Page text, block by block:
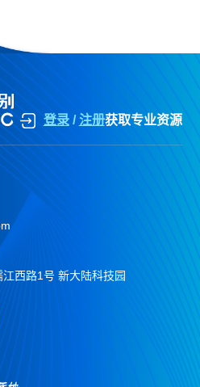
登录/ 注册获取专业资源
西路1号 新大陆科技园